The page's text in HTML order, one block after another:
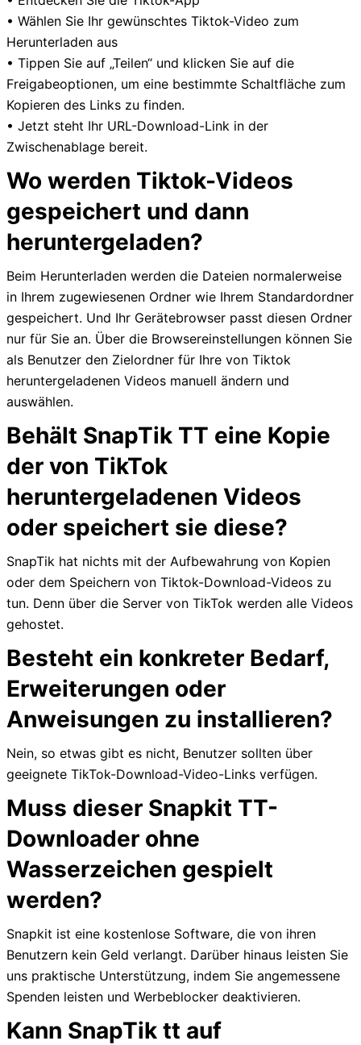
• Wählen Sie Ihr gewünschtes Tiktok-Video zum
Herunterladen aus
• Tippen Sie auf „Teilen“ und klicken Sie auf die
Freigabeoptionen, um eine bestimmte Schaltfläche zum
Kopieren des Links zu finden.
• Jetzt steht Ihr URL-Download-Link in der
Zwischenablage bereit.
Wo werden Tiktok-Videos
gespeichert und dann
heruntergeladen?
Beim Herunterladen werden die Dateien normalerweise
in Ihrem zugewiesenen Ordner wie Ihrem Standardordner
gespeichert. Und Ihr Gerätebrowser passt diesen Ordner
nur für Sie an. Über die Browsereinstellungen können Sie
als Benutzer den Zielordner für Ihre von Tiktok
heruntergeladenen Videos manuell ändern und
auswählen.
Behält SnapTik TT eine Kopie
der von TikTok
heruntergeladenen Videos
oder speichert sie diese?
SnapTik hat nichts mit der Aufbewahrung von Kopien
oder dem Speichern von Tiktok-Download-Videos zu
tun. Denn über die Server von TikTok werden alle Videos
gehostet.
Besteht ein konkreter Bedarf,
Erweiterungen oder
Anweisungen zu installieren?
Nein, so etwas gibt es nicht, Benutzer sollten über
geeignete TikTok-Download-Video-Links verfügen.
Muss dieser Snapkit TT-
Downloader ohne
Wasserzeichen gespielt
werden?
Snapkit ist eine kostenlose Software, die von ihren
Benutzern kein Geld verlangt. Darüber hinaus leisten Sie
uns praktische Unterstützung, indem Sie angemessene
Spenden leisten und Werbeblocker deaktivieren.
Kann SnapTik tt auf